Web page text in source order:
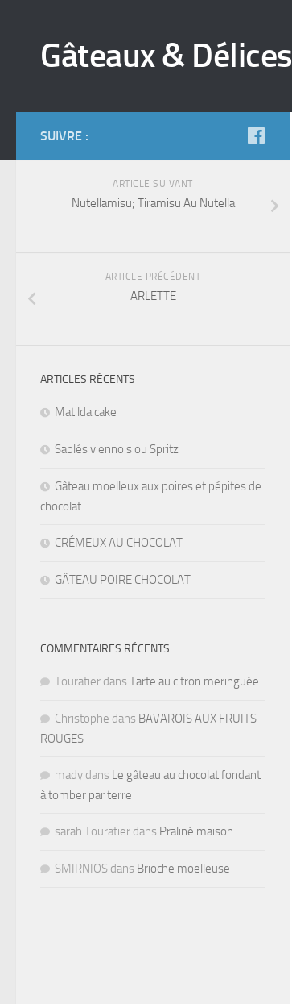
Gâteaux & Délices
SUIVRE :
ARTICLE SUIVANT
Nutellamisu; Tiramisu Au Nutella
ARTICLE PRÉCÉDENT
ARLETTE
ARTICLES RÉCENTS
Matilda cake
Sablés viennois ou Spritz
Gâteau moelleux aux poires et pépites de
chocolat
CRÉMEUX AU CHOCOLAT
GÂTEAU POIRE CHOCOLAT
COMMENTAIRES RÉCENTS
Touratier dans Tarte au citron meringuée
Christophe dans BAVAROIS AUX FRUITS
ROUGES
mady dans Le gâteau au chocolat fondant
à tomber par terre
sarah Touratier dans Praliné maison
SMIRNIOS dans Brioche moelleuse